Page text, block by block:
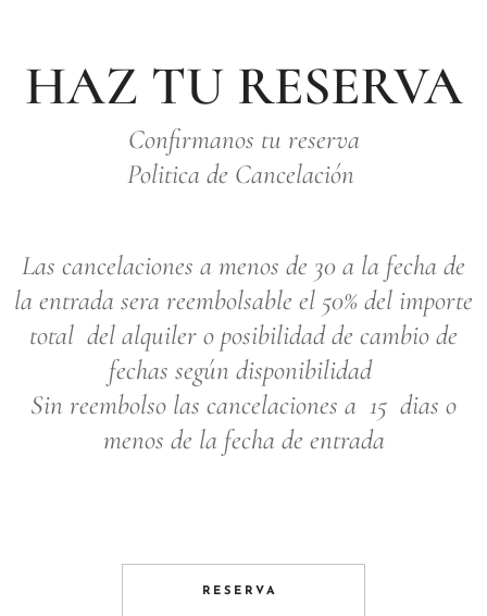
HAZ TU RESERVA
Confirmanos tu reserva
Politica de Cancelación
Las cancelaciones a menos de 30 a la fecha de
la entrada sera reembolsable el 50% del importe
total del alquiler o posibilidad de cambio de
fechas según disponibilidad
Sin reembolso las cancelaciones a 15 dias o
menos de la fecha de entrada
RESERVA